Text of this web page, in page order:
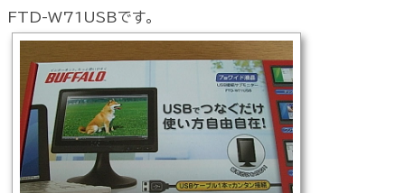
FTD-W71USBです。